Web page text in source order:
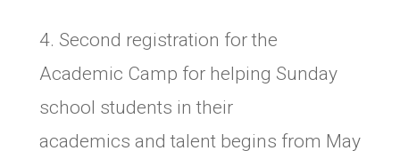
4. Second registration for the
Academic Camp for helping Sunday
school students in their
academics and talent begins from May